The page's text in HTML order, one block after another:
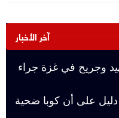
آخر الأخبار
ألف شهيد وجريح في غزة جراء
على أن كوبا ضحية